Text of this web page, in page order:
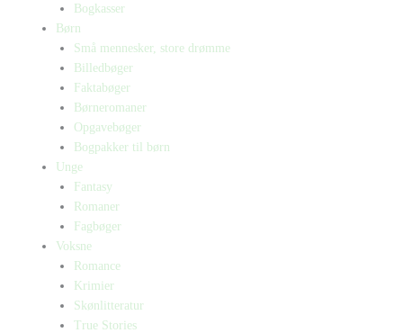
Bogkasser
Børn
Små mennesker, store drømme
Billedbøger
Faktabøger
Børneromaner
Opgavebøger
Bogpakker til børn
Unge
Fantasy
Romaner
Fagbøger
Voksne
Romance
Krimier
Skønlitteratur
True Stories